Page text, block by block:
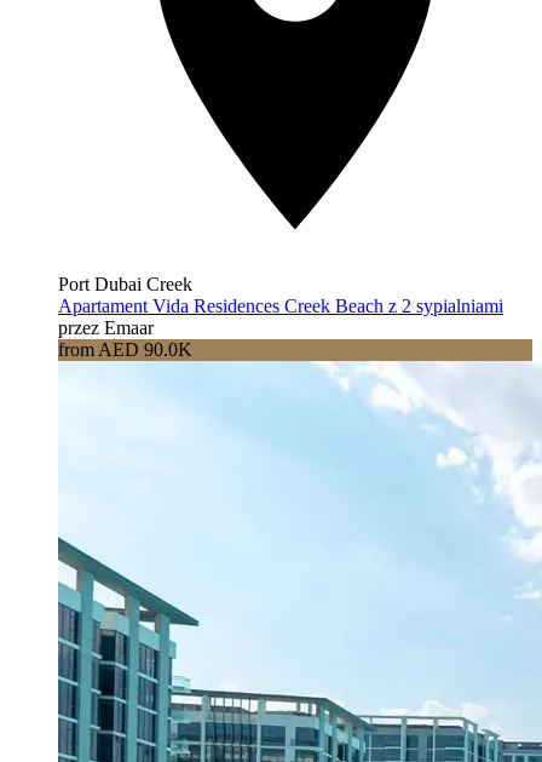
Port Dubai Creek
Apartament Vida Residences Creek Beach z 2 sypialniami
przez Emaar
from AED 90.0K